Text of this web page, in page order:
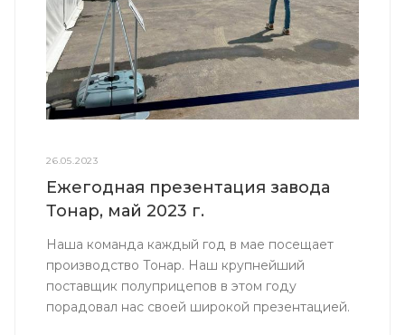
26.05.2023
Ежегодная презентация завода
Тонар, май 2023 г.
Наша команда каждый год в мае посещает
производство Тонар. Наш крупнейший
поставщик полуприцепов в этом году
порадовал нас своей широкой презентацией.